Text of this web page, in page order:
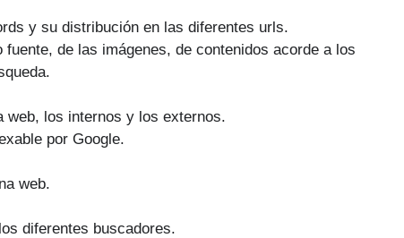
y su distribución en las diferentes urls.
de las imágenes, de contenidos acorde a los
los internos y los externos.
por Google.
web.
diferentes buscadores.